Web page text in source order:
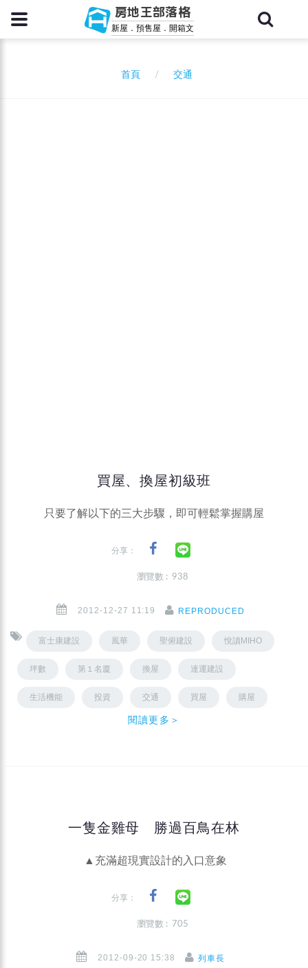
房地王部落格
新屋．預售屋．開箱文
首頁 交通
買屋、換屋初級班
只要了解以下的三大步驟，即可輕鬆掌握購屋
分享：
瀏覽數 : 938
2012-12-27 11:19 REPRODUCED
富士康建設 風華 聖俯建設 悅讀MIHO
坪數 第１名廈 換屋 達運建設
生活機能 投資 交通 買屋 購屋
閱讀更多＞
一隻金雞母 勝過百鳥在林
▲充滿超現實設計的入口意象
分享：
瀏覽數 : 705
2012-09-20 15:38 列車長